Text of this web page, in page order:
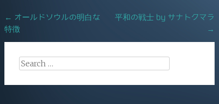
Post
navigation
← オールドソウルの明白な
特徴
平和の戦士 by サナトクマラ
→
Search